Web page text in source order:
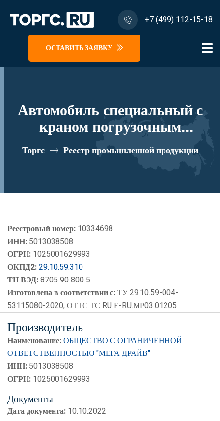
+7 (499) 112-15-18
ОСТАВИТЬ ЗАЯВКУ
Автомобиль специальный с
краном погрузочным
гидравлическим типа КМА на
базе КАМАЗ 65115 и его
реестровый номер 10334698
Торгс Реестр промышленной продукции
Реестровый номер: 10334698
ИНН: 5013038508
ОГРН: 1025001629993
ОКПД2:29.10.59.310
ТН ВЭД:8705 90 800 5
Изготовлена в соответствии с:ТУ 29.10.59-004-
53115080-2020, ОТТС ТС RU Е-RU.МР03.01205
Производитель
Наименование:ОБЩЕСТВО С ОГРАНИЧЕННОЙ
ОТВЕТСТВЕННОСТЬЮ "МЕГА ДРАЙВ"
ИНН: 5013038508
ОГРН: 1025001629993
Документы
Дата документа: 10.10.2022